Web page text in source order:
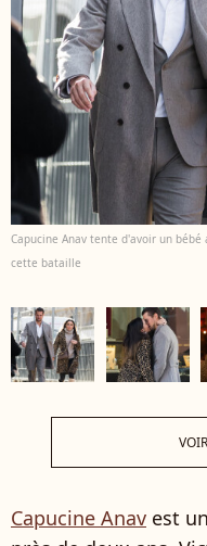
Capucine Anav tente d'avoir un
cette bataille
Capucine Anav est